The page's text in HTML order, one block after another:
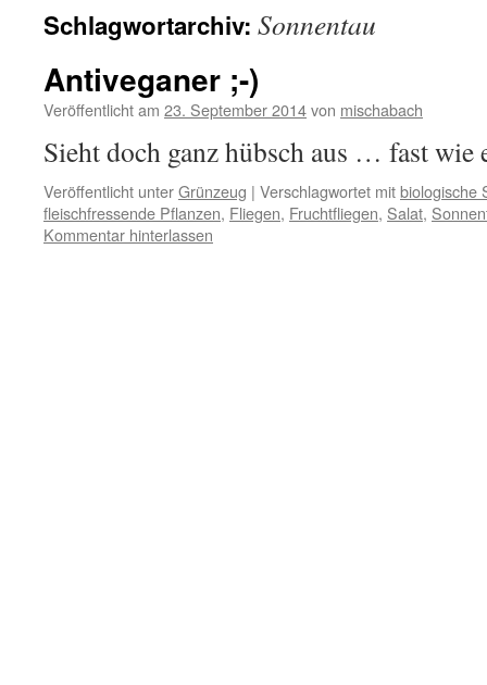
Schlagwortarchiv: Sonnentau
Antiveganer ;-)
Veröffentlicht am 23. September 2014von mischabach
Sieht doch ganz hübsch aus … fast
Veröffentlicht unterGrünzeug | Verschlagwortet mitbiologische
fleischfressende Pflanzen, Fliegen, Fruchtfliegen, Salat,
Kommentar hinterlassen